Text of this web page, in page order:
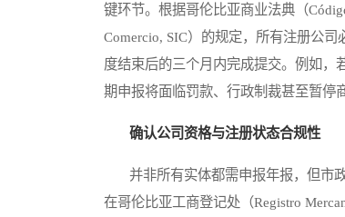
键环节。根据哥伦比亚商业法典（
Comercio, SIC）的规定，所有注册公
度结束后的三个月内完成提交。例如，
期申报将面临罚款、行政制裁甚至暂停
确认公司资格与注册状态合规性
并非所有实体都需申报年报，但市政
在哥伦比亚工商登记处（Registro